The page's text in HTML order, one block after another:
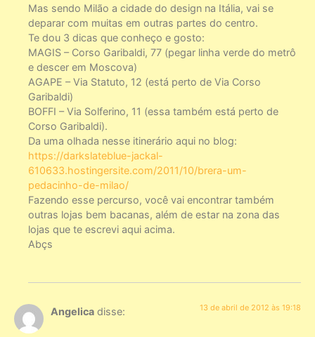
Mas sendo Milão a cidade do design na Itália, vai se
deparar com muitas em outras partes do centro.
Te dou 3 dicas que conheço e gosto:
MAGIS – Corso Garibaldi, 77 (pegar linha verde do metrô
e descer em Moscova)
AGAPE – Via Statuto, 12 (está perto de Via Corso
Garibaldi)
BOFFI – Via Solferino, 11 (essa também está perto de
Corso Garibaldi).
Da uma olhada nesse itinerário aqui no blog:
https://darkslateblue-jackal-
610633.hostingersite.com/2011/10/brera-um-
pedacinho-de-milao/
Fazendo esse percurso, você vai encontrar também
outras lojas bem bacanas, além de estar na zona das
lojas que te escrevi aqui acima.
Abçs
Angelica disse: 13 de abril de 2012 às 19:18